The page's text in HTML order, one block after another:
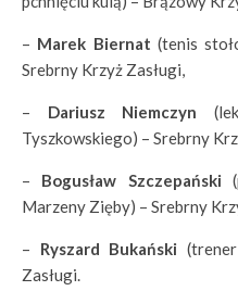
– Marek Biernat (tenis
Srebrny Krzyż Zasługi,
– Dariusz Niemczyn
Tyszkowskiego) – Srebrny
– Bogusław Szczepański
Marzeny Zięby) – Srebrny
– Ryszard Bukański
Zasługi.